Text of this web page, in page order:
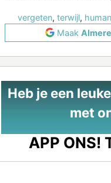
vergeten, terwijl,
Maak
Heb je een
met
APP ONS!